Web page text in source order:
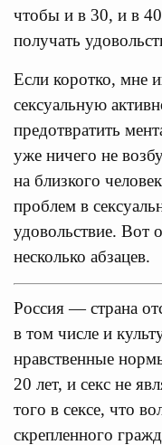
чтобы и в 30, и в 40
получать
Если коротко, мне
сексуальную
предотвратить
уже ничего не
на близкого
проблем в
удовольствие. Вот
несколько абзацев.
Россия — страна
в том числе и
нравственные
20 лет, и секс не
того в сексе, что
скрепленного